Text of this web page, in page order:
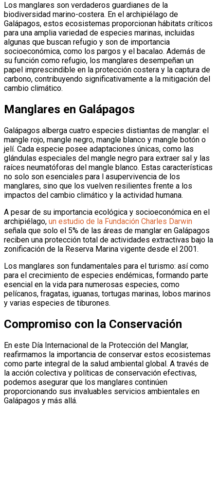
Los manglares son verdaderos guardianes de la
biodiversidad marino-costera. En el archipiélago de
Galápagos, estos ecosistemas proporcionan hábitats críticos
para una amplia variedad de especies marinas, incluidas
algunas que buscan refugio y son de importancia
socioeconómica, como los pargos y el bacalao. Además de
su función como refugio, los manglares desempeñan un
papel imprescindible en la protección costera y la captura de
carbono, contribuyendo significativamente a la mitigación del
cambio climático.
Manglares en Galápagos
Galápagos alberga cuatro especies distiantas de manglar: el
mangle rojo, mangle negro, mangle blanco y mangle botón o
jelí. Cada especie posee adaptaciones únicas, como las
glándulas especiales del mangle negro para extraer sal y las
raíces neumatóforas del mangle blanco. Estas características
no solo son esenciales para l asupervivencia de los
manglares, sino que los vuelven resilientes frente a los
impactos del cambio climático y la actividad humana.
A pesar de su importancia ecológica y socioeconómica en el
archipiélago, un estudio de la Fundación Charles Darwin
señala que solo el 5% de las áreas de manglar en Galápagos
reciben una protección total de actividades extractivas bajo la
zonificación de la Reserva Marina vigente desde el 2001.
Los manglares son fundamentales para el turismo: así como
para el crecimiento de especies endémicas, formando parte
esencial en la vida para numerosas especies, como
pelícanos, fragatas, iguanas, tortugas marinas, lobos marinos
y varias especies de tiburones.
Compromiso con la Conservación
En este Día Internacional de la Protección del Manglar,
reafirmamos la importancia de conservar estos ecosistemas
como parte integral de la salud ambiental global. A través de
la acción colectiva y políticas de conservación efectivas,
podemos asegurar que los manglares continúen
proporcionando sus invaluables servicios ambientales en
Galápagos y más allá.